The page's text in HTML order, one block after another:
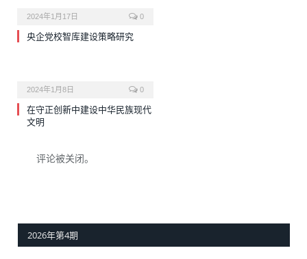
2024年1月17日 0
央企党校智库建设策略研究
2024年1月8日 0
在守正创新中建设中华民族现代
文明
评论被关闭。
2026年第4期